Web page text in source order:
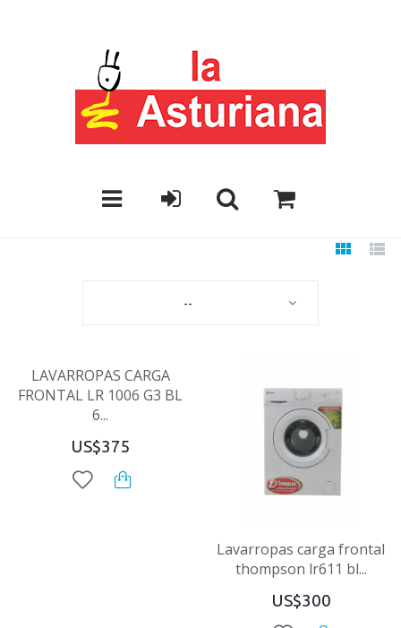
--
LAVARROPAS CARGA
FRONTAL LR 1006 G3 BL
6...
US$375
Lavarropas carga frontal
thompson lr611 bl...
US$300